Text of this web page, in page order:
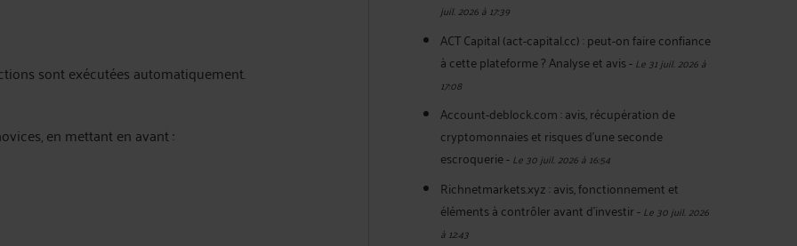
sont exécutées automatiquement.
en mettant en avant :
juil. 2026 à 17:39
ACT Capital (act-capital.cc) : peut-on faire confiance
à cette plateforme ? Analyse et avis-Le 31 juil. 2026 à
17:08
Account-deblock.com : avis, récupération de
cryptomonnaies et risques d'une seconde
escroquerie-Le 30 juil. 2026 à 16:54
Richnetmarkets.xyz : avis, fonctionnement et
éléments à contrôler avant d’investir-Le 30 juil. 2026
à 12:43